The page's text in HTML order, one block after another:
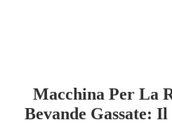
Macchina Per La
Bevande Gassate: